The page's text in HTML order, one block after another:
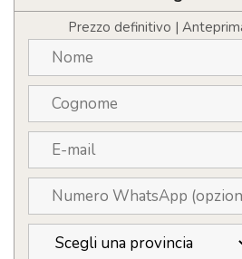
quantitàPrezzo definitivo |